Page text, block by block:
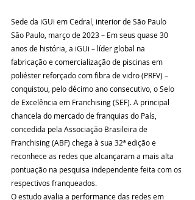
Sede da iGUi em Cedral, interior de São Paulo
São Paulo, março de 2023 – Em seus quase 30
anos de história, a iGUi – líder global na
fabricação e comercialização de piscinas em
poliéster reforçado com fibra de vidro (PRFV) –
conquistou, pelo décimo ano consecutivo, o Selo
de Excelência em Franchising (SEF). A principal
chancela do mercado de franquias do País,
concedida pela Associação Brasileira de
Franchising (ABF) chega à sua 32ª edição e
reconhece as redes que alcançaram a mais alta
pontuação na pesquisa independente feita com os
respectivos franqueados.
O estudo avalia a performance das redes em